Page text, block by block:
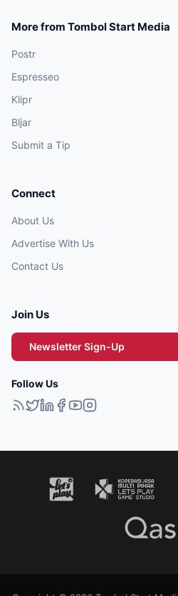
More from Tombol Start Media
Postr
Espresseo
Klipr
Bljar
Submit a Tip
Connect
About Us
Advertise With Us
Contact Us
Join Us
Newsletter Sign-Up
Follow Us